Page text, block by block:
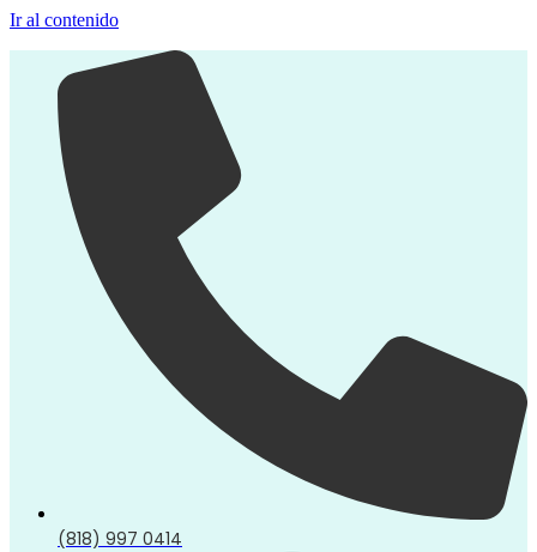
Ir al contenido
(818) 997 0414